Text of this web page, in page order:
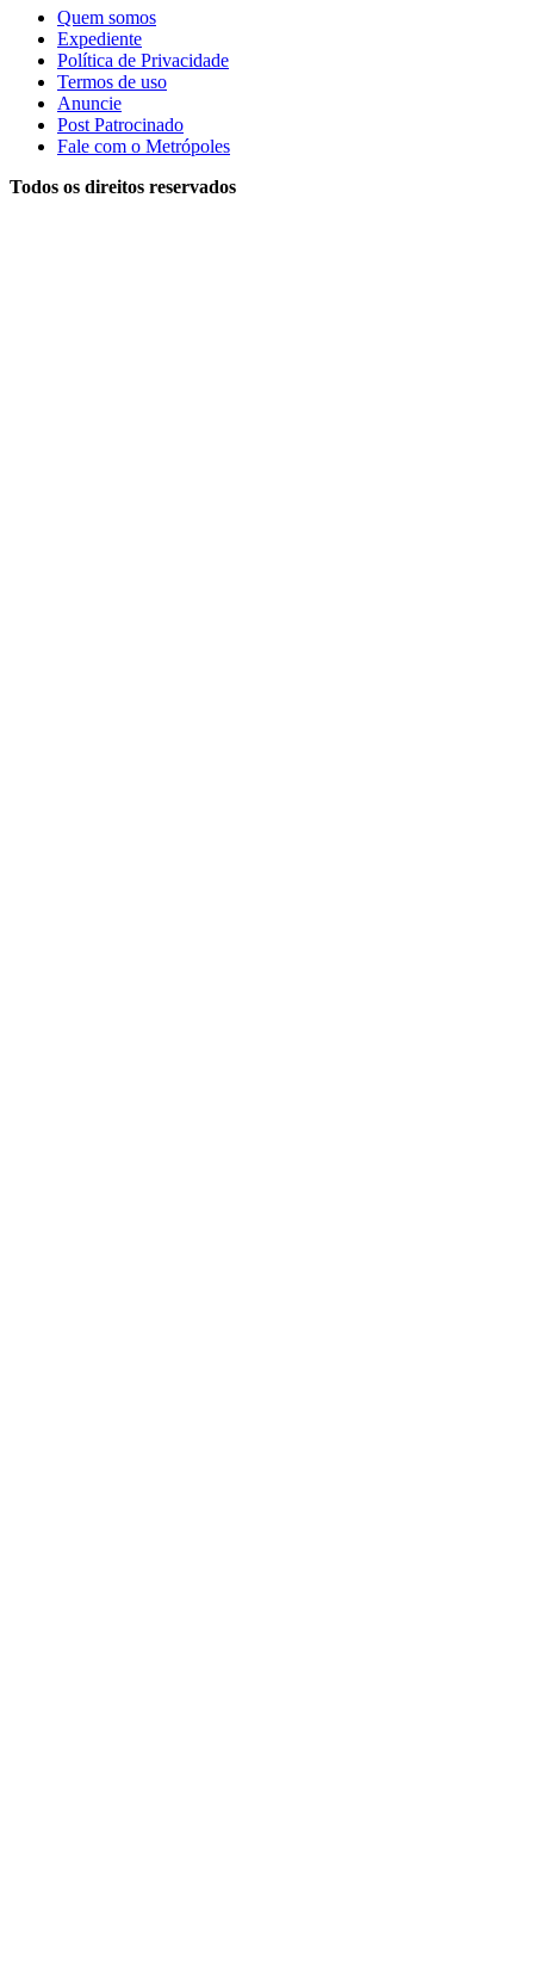
Quem somos
Expediente
Política de Privacidade
Termos de uso
Anuncie
Post Patrocinado
Fale com o Metrópoles
Todos os direitos reservados